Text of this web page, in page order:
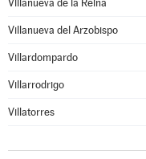
Villanueva de la Reina
Villanueva del Arzobispo
Villardompardo
Villarrodrigo
Villatorres